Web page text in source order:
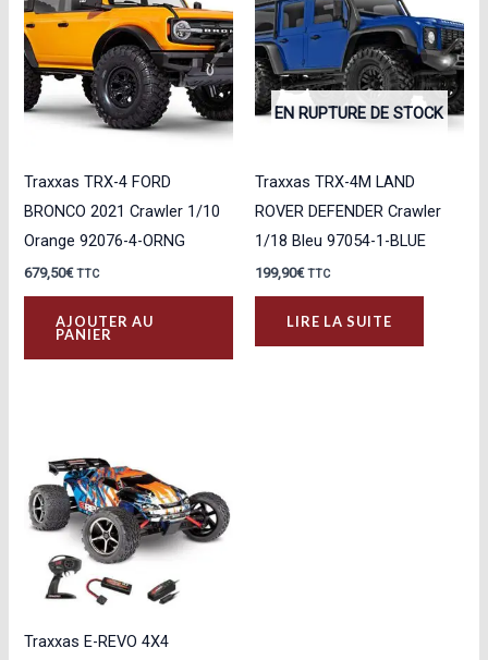
Traxxas TRX-4 FORD
BRONCO 2021 Crawler 1/10
Orange 92076-4-ORNG
679,50€ TTC
AJOUTER AU
PANIER
EN RUPTURE DE STOCK
Traxxas TRX-4M LAND
ROVER DEFENDER Crawler
1/18 Bleu 97054-1-BLUE
199,90€ TTC
LIRE LA SUITE
Traxxas E-REVO 4X4